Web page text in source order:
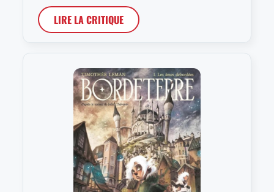
LIRE LA CRITIQUE